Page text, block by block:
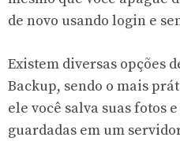
de novo usando login e
Existem diversas opções
Backup, sendo o mais
ele você salva suas fotos
guardadas em um